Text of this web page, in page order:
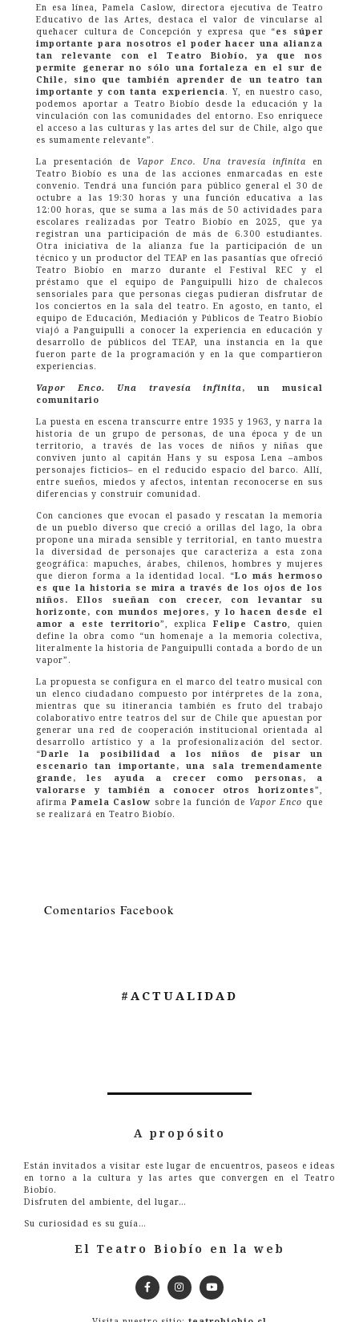
En esa línea, Pamela Caslow, directora ejecutiva de Teatro
Educativo de las Artes, destaca el valor de vincularse al
quehacer cultura de Concepción y expresa que “es súper
importante para nosotros el poder hacer una alianza
tan relevante con el Teatro Biobío, ya que nos
permite generar no sólo una fortaleza en el sur de
Chile, sino que también aprender de un teatro tan
importante y con tanta experiencia . Y, en nuestro caso,
podemos aportar a Teatro Biobío desde la educación y la
vinculación con las comunidades del entorno. Eso enriquece
el acceso a las culturas y las artes del sur de Chile, algo que
es sumamente relevante”.
La presentación de Vapor Enco. Una travesía infinita en
Teatro Biobío es una de las acciones enmarcadas en este
convenio. Tendrá una función para público general el 30 de
octubre a las 19:30 horas y una función educativa a las
12:00 horas, que se suma a las más de 50 actividades para
escolares realizadas por Teatro Biobío en 2025, que ya
registran una participación de más de 6.300 estudiantes.
Otra iniciativa de la alianza fue la participación de un
técnico y un productor del TEAP en las pasantías que ofreció
Teatro Biobío en marzo durante el Festival REC y el
préstamo que el equipo de Panguipulli hizo de chalecos
sensoriales para que personas ciegas pudieran disfrutar de
los conciertos en la sala del teatro. En agosto, en tanto, el
equipo de Educación, Mediación y Públicos de Teatro Biobío
viajó a Panguipulli a conocer la experiencia en educación y
desarrollo de públicos del TEAP, una instancia en la que
fueron parte de la programación y en la que compartieron
experiencias.
Vapor Enco. Una travesía infinita, un musical
comunitario
La puesta en escena transcurre entre 1935 y 1963, y narra la
historia de un grupo de personas, de una época y de un
territorio, a través de las voces de niños y niñas que
conviven junto al capitán Hans y su esposa Lena –ambos
personajes ficticios– en el reducido espacio del barco. Allí,
entre sueños, miedos y afectos, intentan reconocerse en sus
diferencias y construir comunidad.
Con canciones que evocan el pasado y rescatan la memoria
de un pueblo diverso que creció a orillas del lago, la obra
propone una mirada sensible y territorial, en tanto muestra
la diversidad de personajes que caracteriza a esta zona
geográfica: mapuches, árabes, chilenos, hombres y mujeres
que dieron forma a la identidad local. “Lo más hermoso
es que la historia se mira a través de los ojos de los
niños. Ellos sueñan con crecer, con levantar su
horizonte, con mundos mejores, y lo hacen desde el
amor a este territorio”, explicaFelipe Castro , quien
define la obra como “un homenaje a la memoria colectiva,
literalmente la historia de Panguipulli contada a bordo de un
vapor”.
La propuesta se configura en el marco del teatro musical con
un elenco ciudadano compuesto por intérpretes de la zona,
mientras que su itinerancia también es fruto del trabajo
colaborativo entre teatros del sur de Chile que apuestan por
generar una red de cooperación institucional orientada al
desarrollo artístico y a la profesionalización del sector.
“Darle la posibilidad a los niños de pisar un
escenario tan importante, una sala tremendamente
grande, les ayuda a crecer como personas, a
valorarse y también a conocer otros horizontes”,
afirma Pamela Caslow sobre la función de Vapor Enco que
se realizará en Teatro Biobío.
Comentarios Facebook
#ACTUALIDAD
A propósito
Están invitados a visitar este lugar de encuentros, paseos e ideas
en torno a la cultura y las artes que convergen en el Teatro
Biobío.
Disfruten del ambiente, del lugar…
Su curiosidad es su guía…
El Teatro Biobío en la web